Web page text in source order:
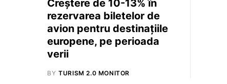
Creștere de 10-13% în
rezervarea biletelor de
avion pentru destinațiile
europene, pe perioada
verii
BY TURISM 2.0 MONITOR